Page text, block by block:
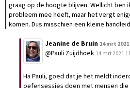
graag op de hoogte blijven. Wellicht ben
probleem mee heeft, maar het vergt
komen. Dus misschien een kleine
Jeanine de Bruin 14 mrt 2021
@Pauli Zuijdhoek 14 mrt 2021
Ha Pauli, goed dat je het meldt
oefensessies doen met mensen